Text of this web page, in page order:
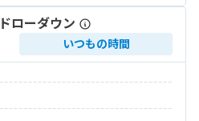
ローダウン
いつもの時間